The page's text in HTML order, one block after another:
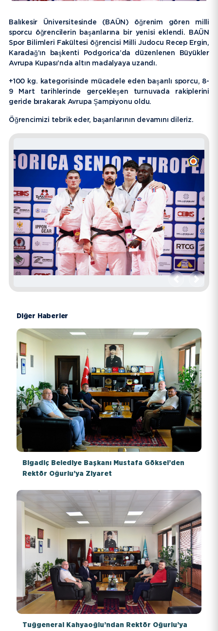
Balıkesir Üniversitesinde (BAÜN) öğrenim gören milli
sporcu öğrencilerin başarılarına bir yenisi eklendi. BAÜN
Spor Bilimleri Fakültesi öğrencisi Milli Judocu Recep Ergin,
Karadağ’ın başkenti Podgorica’da düzenlenen Büyükler
Avrupa Kupası’nda altın madalyaya uzandı.
+100 kg. kategorisinde mücadele eden başarılı sporcu, 8-
9 Mart tarihlerinde gerçekleşen turnuvada rakiplerini
geride bırakarak Avrupa Şampiyonu oldu.
Öğrencimizi tebrik eder, başarılarının devamını dileriz.
Diğer Haberler
Bigadiç Belediye Başkanı Mustafa Göksel’den
Rektör Oğurlu’ya Ziyaret
Tuğgeneral Kahyaoğlu’ndan Rektör Oğurlu’ya
Hakkımızda
E-Baun
Üniversitemiz
YARDIMCI LİNKLER